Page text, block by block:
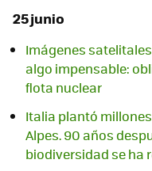
25 junio
Imágenes
algo impensable:
flota nuclear
Italia plantó
Alpes. 90 años
biodiversidad se ha